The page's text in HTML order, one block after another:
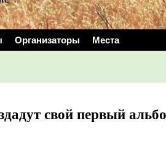
Организаторы Места
свой первый